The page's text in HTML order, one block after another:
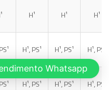
H¹ H¹ H¹
H¹, PS¹ H¹, PS¹ H¹, PS¹
H¹, PS¹ H¹, PS¹ H¹, PS¹
Whatsapp